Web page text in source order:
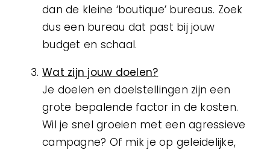
dan de kleine ‘boutique’ bureaus. Zoek
dus een bureau dat past bij jouw
budget en schaal.
Wat zijn jouw doelen?
Je doelen en doelstellingen zijn een
grote bepalende factor in de kosten.
Wil je snel groeien met een agressieve
campagne? Of mik je op geleidelijke,